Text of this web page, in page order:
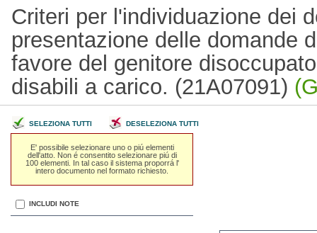
Criteri per l'individuazione dei
presentazione delle domande
favore del genitore
disabili a carico. (21A07091)
SELEZIONA TUTTI DESELEZIONA TUTTI
E' possibile selezionare uno o piú elementi
dell'atto. Non é consentito selezionare piú di
100 elementi. In tal caso il sistema proporrá l'
intero documento nel formato richiesto.
INCLUDI NOTE